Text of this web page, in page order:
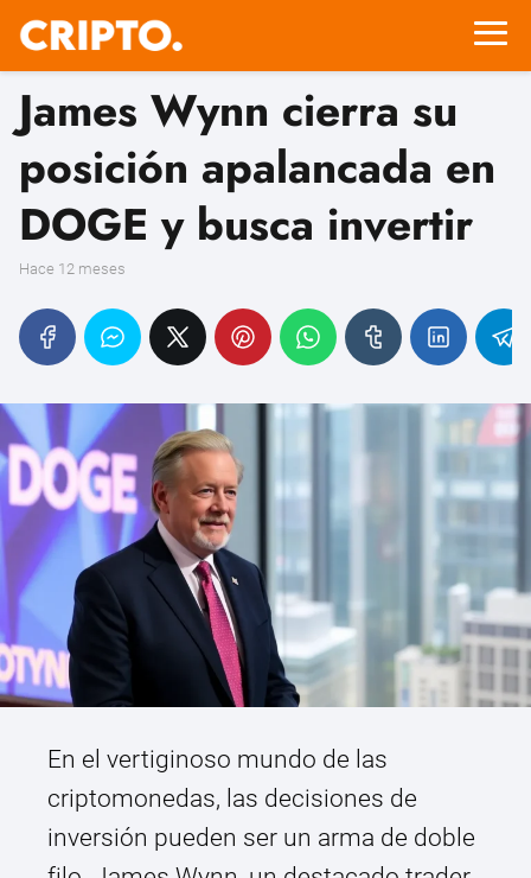
James Wynn cierra su
posición apalancada en
DOGE y busca invertir
hace 12 meses
En el vertiginoso mundo de las
criptomonedas, las decisiones de
inversión pueden ser un arma de doble